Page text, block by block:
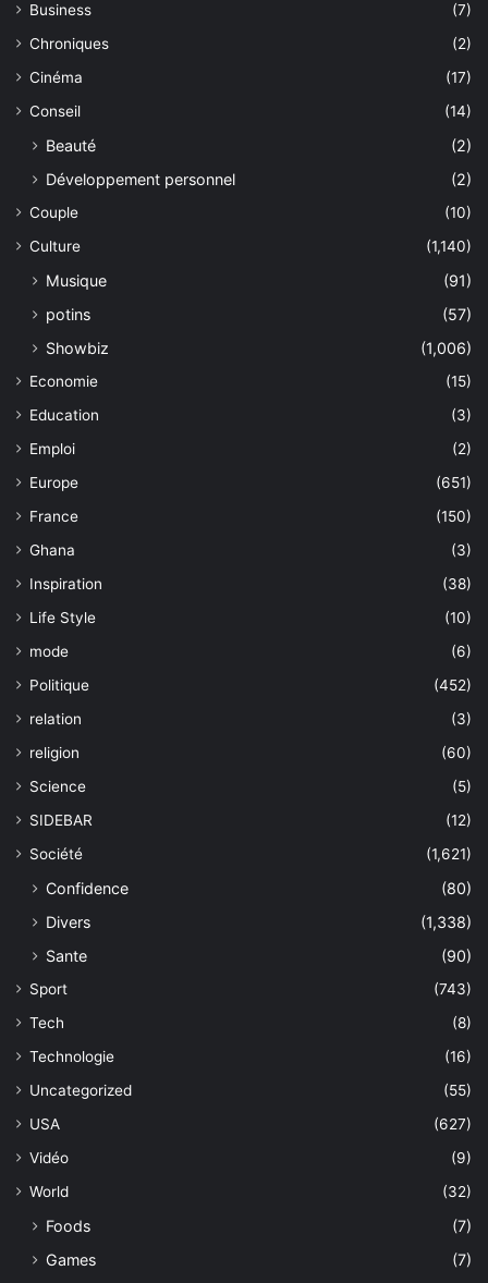
Business
(7)
Chroniques
(2)
Cinéma
(17)
Conseil
(14)
Beauté
(2)
Développement personnel
(2)
Couple
(10)
Culture
(1,140)
Musique
(91)
potins
(57)
Showbiz
(1,006)
Economie
(15)
Education
(3)
Emploi
(2)
Europe
(651)
France
(150)
Ghana
(3)
Inspiration
(38)
Life Style
(10)
mode
(6)
Politique
(452)
relation
(3)
religion
(60)
Science
(5)
SIDEBAR
(12)
Société
(1,621)
Confidence
(80)
Divers
(1,338)
Sante
(90)
Sport
(743)
Tech
(8)
Technologie
(16)
Uncategorized
(55)
USA
(627)
Vidéo
(9)
World
(32)
Foods
(7)
Games
(7)